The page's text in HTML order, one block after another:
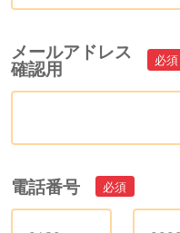
メールアドレス
確認用
電話番号